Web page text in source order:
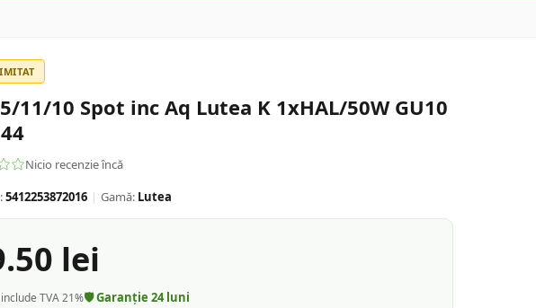
11/10 Spot inc Aq Lutea K 1xHAL/50W GU10
Nicio recenzie încă
5412253872016 | Gamă: Lutea
lei
TVA 21%🛡️ Garanție 24luni